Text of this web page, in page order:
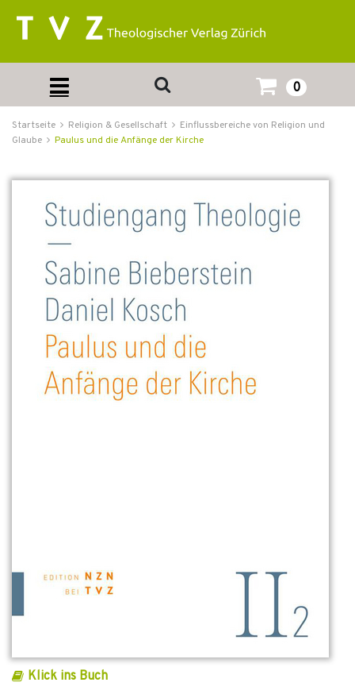
0
Startseite Religion & Gesellschaft
Einflussbereiche von Religion und
Glaube
Paulus und die Anfänge der Kirche
Klick ins Buch